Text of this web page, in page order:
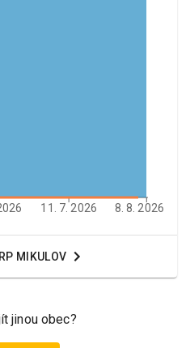
11. 7. 2026 8. 8. 2026
MIKULOV
jinou obec?